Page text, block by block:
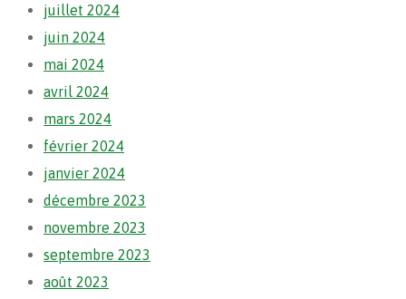
juillet 2024
juin 2024
mai 2024
avril 2024
mars 2024
février 2024
janvier 2024
décembre 2023
novembre 2023
septembre 2023
août 2023